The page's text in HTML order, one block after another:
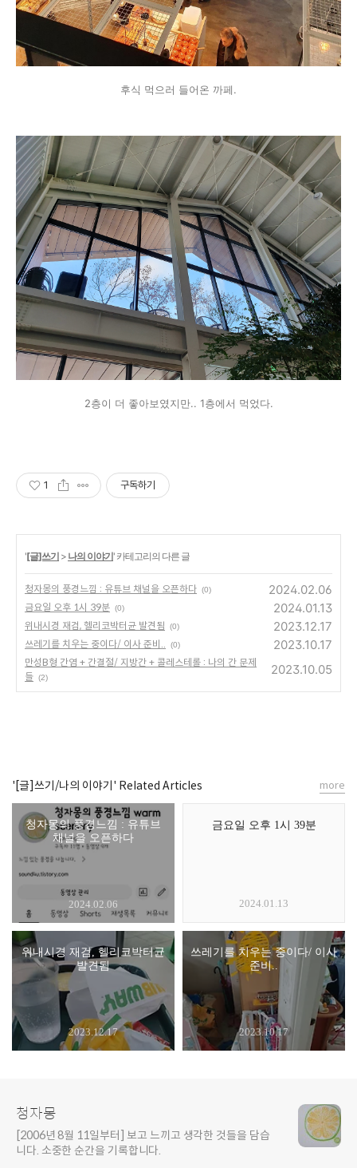
후식 먹으러 들어온 까페.
2층이 더 좋아보였지만.. 1층에서 먹었다.
1 구독하기
'[글]쓰기 > 나의 이야기' 카테고리의 다른 글
청자몽의 풍경느낌 : 유튜브 채널을 오픈하다 (0) 2024.02.06
금요일 오후 1시 39분 (0) 2024.01.13
위내시경 재검, 헬리코박터균 발견됨 (0) 2023.12.17
쓰레기를 치우는 중이다/ 이사 준비.. (0) 2023.10.17
만성B형 간염 + 간결절/ 지방간 + 콜레스테롤 : 나의 간 문제
들 (2)
2023.10.05
'[글]쓰기/나의 이야기' Related Articles
청자몽의 풍경느낌 : 유튜브
채널을 오픈하다
2024.02.06
금요일 오후 1시 39분
2024.01.13
위내시경 재검, 헬리코박터균
발견됨
2023.12.17
쓰레기를 치우는 중이다/ 이사
준비..
2023.10.17
more
청자몽
[2006년 8월 11일부터] 보고 느끼고 생각한 것들을 담습
니다. 소중한 순간을 기록합니다.